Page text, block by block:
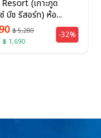
(เกาะกูด
บีช รีสอร์ท) ห้อ...
฿ 5,280
฿ 1,690
-32%